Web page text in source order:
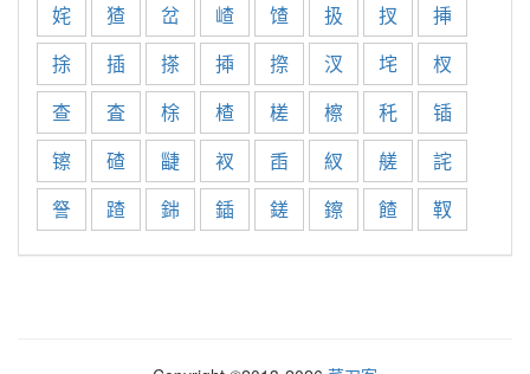
姹
猹 岔 嵖 馇 扱 扠
挿
捈
插 搽 揷 摖 汊 垞
杈
查
査 梌 楂 槎 檫 秅
锸
镲
碴 疀 衩 臿 紁 艖
詫
詧
蹅 銟 鍤 鎈 鑔 餷 靫